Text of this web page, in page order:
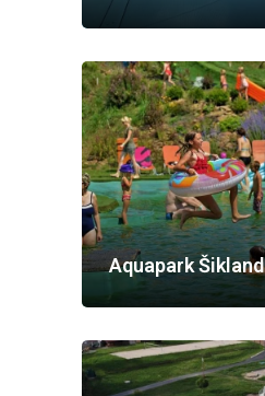
Aquapark Šikland